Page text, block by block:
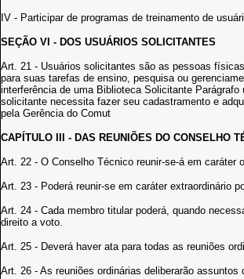
IV - Participar de programas de treinamento de
SEÇÃO VI - DOS USUÁRIOS SOLICITANTES
Art. 21 - Usuários solicitantes são as pessoas
para suas tarefas de ensino, pesquisa ou
interferência de uma Biblioteca Solicitante
solicitante necessita fazer seu cadastramento e
pela Gerência do Comut
CAPÍTULO III - DAS REUNIÕES DO CONSELHO
Art. 22 - O Conselho Técnico reunir-se-á em caráter
Art. 23 - Poderá reunir-se em caráter extraordinário
Art. 24 - Cada membro titular poderá, quando
direito a voto.
Art. 25 - Deverá haver ata para todas as reuniões
Art. 26 - As reuniões ordinárias deliberarão